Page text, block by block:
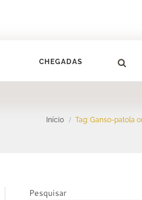
CHEGADAS
Início Tag: Ganso-patola
Pesquisar